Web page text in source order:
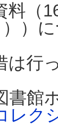
料（
）
は行
書館
レク